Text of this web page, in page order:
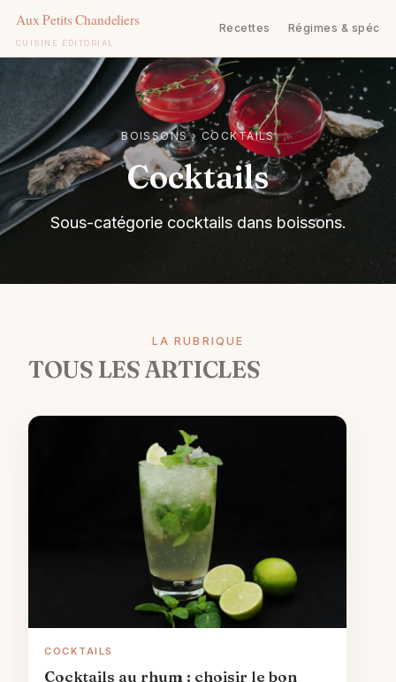
CUISINE ÉDITORIAL
Recettes Régimes &
contenu
BOISSONS › COCKTAILS
Cocktails
Sous-catégorie cocktails dans boissons.
LA RUBRIQUE
TOUS LES ARTICLES
COCKTAILS
Cocktails au rhum : choisir le bon